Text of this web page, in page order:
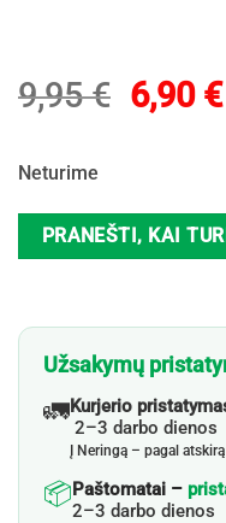
9,95€ Original
6,90 €
Neturime
PRANEŠTI, KAI
Užsakymų
🚛Kurjerio
2–3 darbo dienos
Į Neringą – pagal
📦Paštomatai –
2–3 darbo dienos